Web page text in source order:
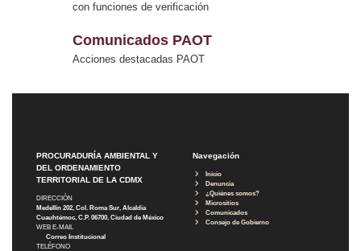
con funciones de verificación
Comunicados PAOT
Acciones destacadas PAOT
PROCURADURÍA AMBIENTAL Y
DEL ORDENAMIENTO
TERRITORIAL DE LA CDMX
DIRECCIÓN
Medellín 202, Col. Roma Sur, Alcaldía
Cuauhtémoc, C.P. 06700, Ciudad de México
WEB E-MAIL
Correo Institucional
TELÉFONO
Navegación
Inicio
Denuncia
¿Quiénes somos?
Micrositios
Comunicados
Consejo de Gobierno